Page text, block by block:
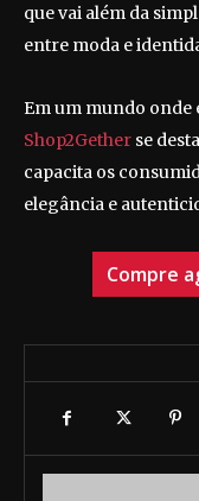
que vai além da
entre moda e
Em um mundo onde
Shop2Gether se
capacita os
elegância e
Compre